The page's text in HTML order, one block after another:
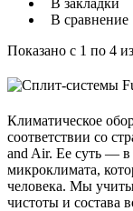
В закладки
В сравнение
Показано с 1 по 4
Климатическое
соответствии со
and Air. Ее суть — в
микроклимата,
человека. Мы
чистоты и состава